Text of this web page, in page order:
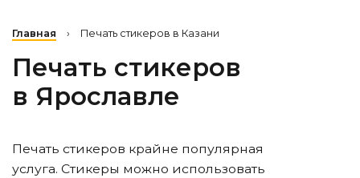
Главная › Печать стикеров в Казани
Печать стикеров
в Ярославле
Печать стикеров крайне популярная
услуга. Стикеры можно использовать